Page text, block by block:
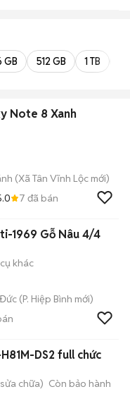
GB 512 GB 1 TB
Note 8 Xanh
(Xã Tân Vĩnh Lộc mới)
7 đã bán
1969 Gỗ Nâu 4/4
khác
(P. Hiệp Bình mới)
DS2 full chức
chữa) Còn bảo hành